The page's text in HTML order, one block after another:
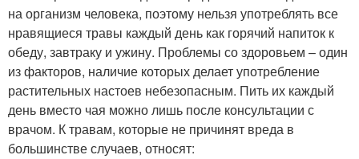
на организм человека, поэтому нельзя употреблять все
нравящиеся травы каждый день как горячий напиток к
обеду, завтраку и ужину. Проблемы со здоровьем – один
из факторов, наличие которых делает употребление
растительных настоев небезопасным. Пить их каждый
день вместо чая можно лишь после консультации с
врачом. К травам, которые не причинят вреда в
большинстве случаев, относят: